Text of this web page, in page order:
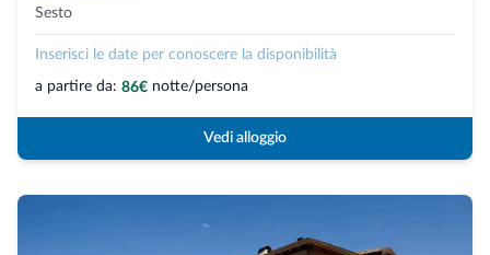
Sesto
Inserisci le date per conoscere la disponibilità
a partire da: 86€ notte/persona
Vedi alloggio